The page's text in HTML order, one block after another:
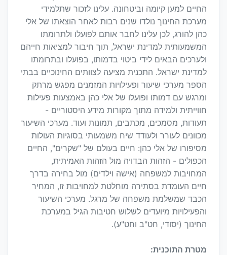
החיים למען קיומה וביטחונה. עלינו לזכור שתלמידי
מערכת החינוך נולדו שנים רבות לאחר הוצאתו של אלי
כהן להורג, לכן עלינו לחבר אותם לפועלו ולתרומתו
המשמעותית למדינת ישראל, תוך חיבור למציאות חייהם
ולערכים הבאים לידי ביטוי בדמותו, בפועלו ובתרומתו
למדינת ישראל. התכנית מציעה לצוותים החינוכיים בבתי
הספר מערכי שיעור ופעילויות המזמנים מפגש מרתק
ומרגש עם דמותו ופועלו של אלי כהן באמצעות פעילות
חווייתית ולמידה מתוך מקורות מידע היסטוריים -
תעודות, מסמכים, מכתבים, תמונות ועוד. מערכי השיעור
מכוונים לעורר ולעודד שיח משמעותי בסוגיות העולות
מסיפורו של אלי כהן: חיים בעולם של "שקרים", החיים
הכפולים - הזהות הבדויה מול הזהות האמיתית,
המחויבות למשפחה (אישה וילדים) מול בחירה בדרך
חיים העומדת בסתירה מוחלטת למחויבות זו, המחיר
הכבד שמשלמת משפחה של מרגל. מערכי השיעור
והפעילויות מיועדים לשלוש חטיבות הגיל במערכת
החינוך (יסודי, חט"ב וחט"ע).
מטרת התוכנית: